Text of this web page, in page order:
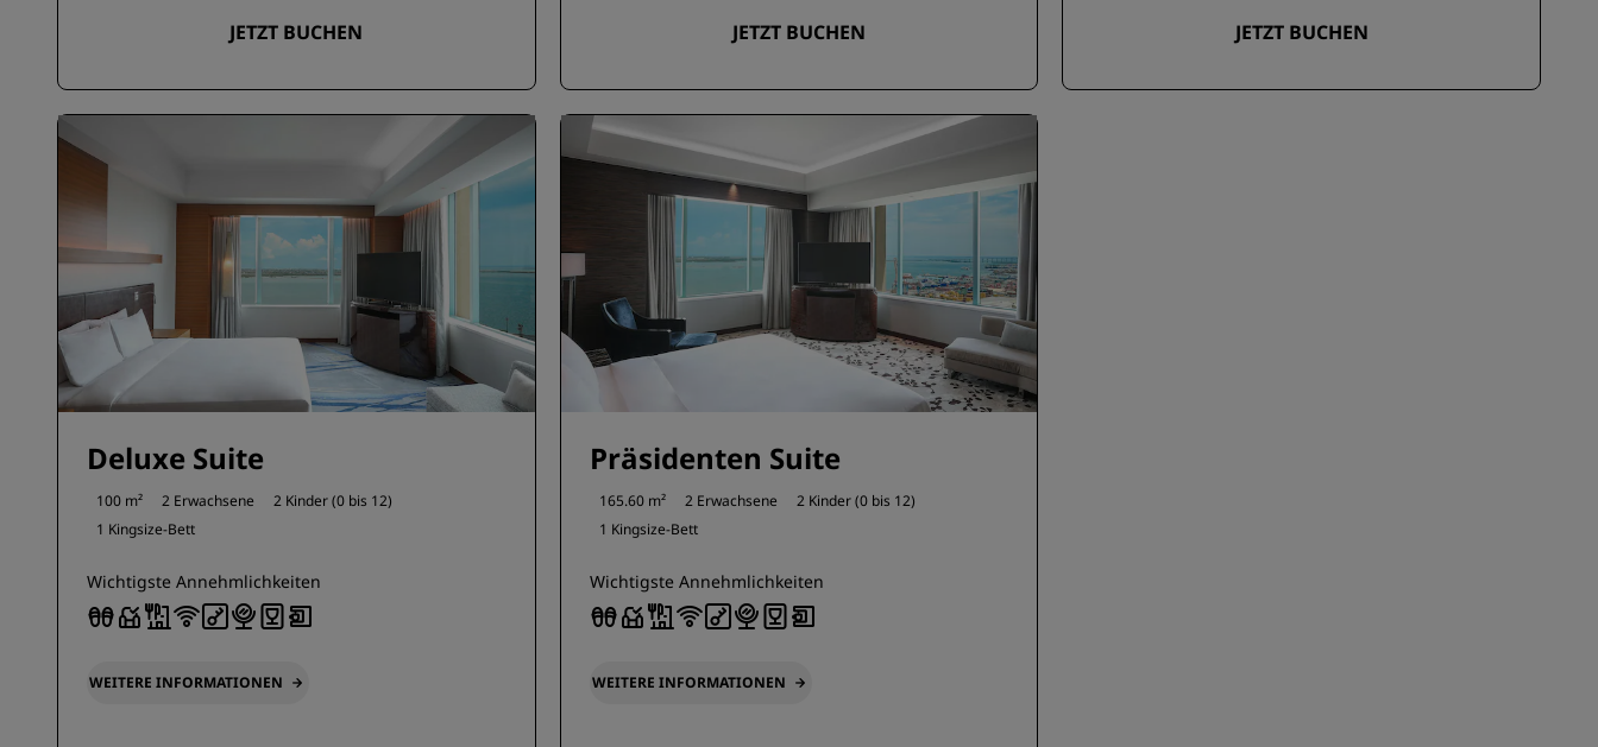
JETZT BUCHEN JETZT BUCHEN JETZT BUCHEN
Deluxe Suite
100 m² 2 Erwachsene
2 Kinder (0 bis 12)
1 Kingsize-Bett
Wichtigste Annehmlichkeiten
WEITERE INFORMATIONEN
Präsidenten Suite
165.60 m² 2 Erwachsene
2 Kinder (0 bis 12)
1 Kingsize-Bett
Wichtigste Annehmlichkeiten
WEITERE INFORMATIONEN